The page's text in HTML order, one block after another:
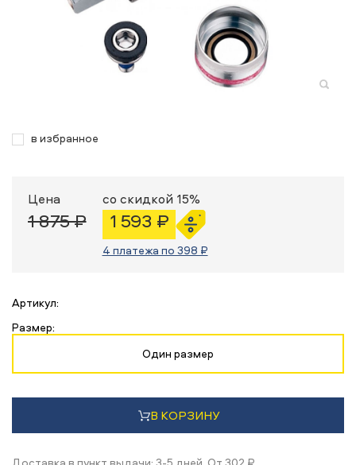
в избранное
Цена
1 875 ₽
со скидкой 15%
1 593 ₽
4 платежа по 398 ₽
Артикул:
Размер:
Один размер
В КОРЗИНУ